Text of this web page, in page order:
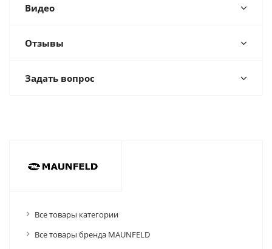
Видео
Отзывы
Задать вопрос
Все товары категории
Все товары бренда MAUNFELD